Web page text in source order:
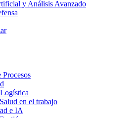
y Análisis Avanzado
Procesos
en el trabajo
e IA